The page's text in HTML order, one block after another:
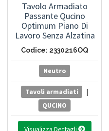
Tavolo Armadiato
Passante Qucino
Optimum Piano Di
Lavoro Senza Alzatina
Posteriore Con Porte
Scorrevoli Su Due Lati -
Dimensioni L 160 X P 70
X H 85 Cm
Codice: 2330216OQ
Neutro
Tavoli armadiati
|
QUCINO
Visualizza Dettagli